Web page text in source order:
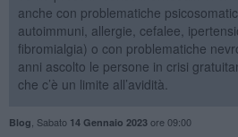
anche con problematiche
autoimmuni, allergie, cefalee,
fibromialgia) o con problematiche
anni ascolto le persone in crisi
che c’è un limite all’avidità.
Blog Sabato 14 Gennaio 2023ore 09:00